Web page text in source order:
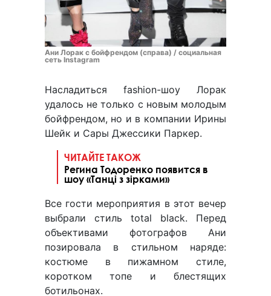
Ани Лорак с бойфрендом (справа) / социальная
сеть Instagram
Насладиться fashion-шоу Лорак
удалось не только с новым молодым
бойфрендом, но и в компании Ирины
Шейк и Сары Джессики Паркер.
ЧИТАЙТЕ ТАКОЖ
Регина Тодоренко появится в
шоу «Танці з зірками»
Все гости мероприятия в этот вечер
выбрали стиль total black. Перед
объективами фотографов Ани
позировала в стильном наряде:
костюме в пижамном стиле,
коротком топе и блестящих
ботильонах.